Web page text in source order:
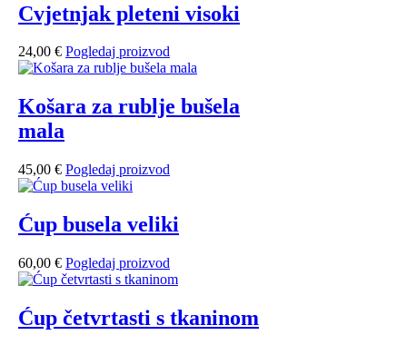
Cvjetnjak pleteni visoki
24,00 € Pogledaj proizvod
Košara za rublje bušela
mala
45,00 € Pogledaj proizvod
Ćup busela veliki
60,00 € Pogledaj proizvod
Ćup četvrtasti s tkaninom